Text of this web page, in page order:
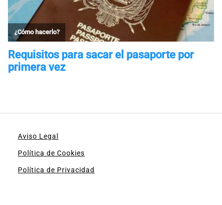
Aviso Legal
Política de Cookies
Política de Privacidad